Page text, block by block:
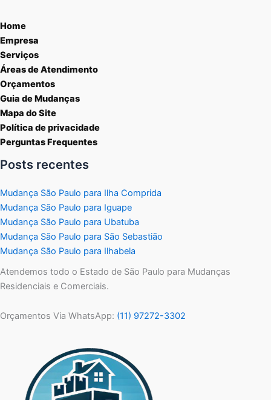
Home
Empresa
Serviços
Áreas de Atendimento
Orçamentos
Guia de Mudanças
Mapa do Site
Política de privacidade
Perguntas Frequentes
Posts recentes
Mudança São Paulo para Ilha Comprida
Mudança São Paulo para Iguape
Mudança São Paulo para Ubatuba
Mudança São Paulo para São Sebastião
Mudança São Paulo para Ilhabela
Atendemos todo o Estado de São Paulo para Mudanças
Residenciais e Comerciais.
Orçamentos Via WhatsApp: (11) 97272-3302